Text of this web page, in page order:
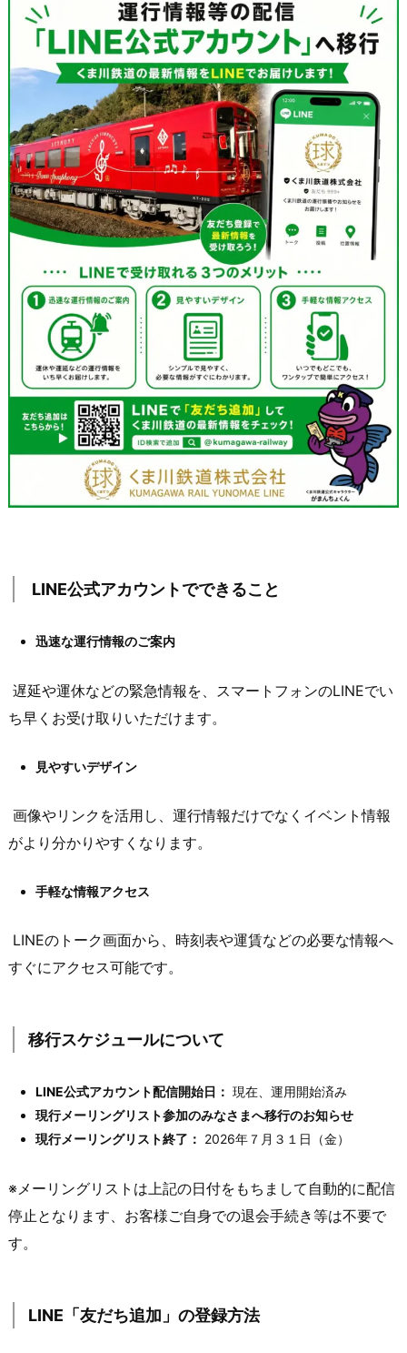
LINE公式アカウントでできること
迅速な運行情報のご案内
遅延や運休などの緊急情報を、スマートフォンのLINEでい
ち早くお受け取りいただけます。
見やすいデザイン
画像やリンクを活用し、運行情報だけでなくイベント情報
がより分かりやすくなります。
手軽な情報アクセス
LINEのトーク画面から、時刻表や運賃などの必要な情報へ
すぐにアクセス可能です。
移行スケジュールについて
LINE公式アカウント配信開始日： 現在、運用開始済み
現行メーリングリスト参加のみなさまへ移行のお知らせ
現行メーリングリスト終了： 2026年７月３１日（金）
※メーリングリストは上記の日付をもちまして自動的に配信
停止となります、お客様ご自身での退会手続き等は不要で
す。
LINE「友だち追加」の登録方法